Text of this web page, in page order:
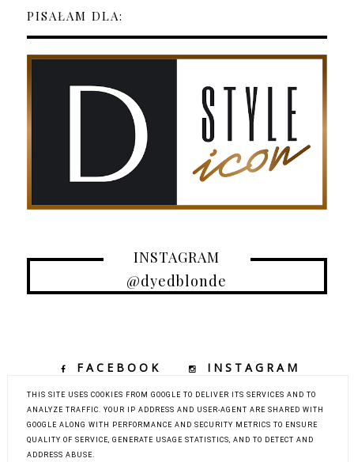
PISAŁAM DLA:
INSTAGRAM
@dyedblonde
FACEBOOK
INSTAGRAM
TIKTOK
YOUTUBE
COPYRIGHT ©
THIS SITE USES COOKIES FROM GOOGLE TO DELIVER ITS SERVICES AND TO
ANALYZE TRAFFIC. YOUR IP ADDRESS AND USER-AGENT ARE SHARED WITH
GOOGLE ALONG WITH PERFORMANCE AND SECURITY METRICS TO ENSURE
QUALITY OF SERVICE, GENERATE USAGE STATISTICS, AND TO DETECT AND
ADDRESS ABUSE.